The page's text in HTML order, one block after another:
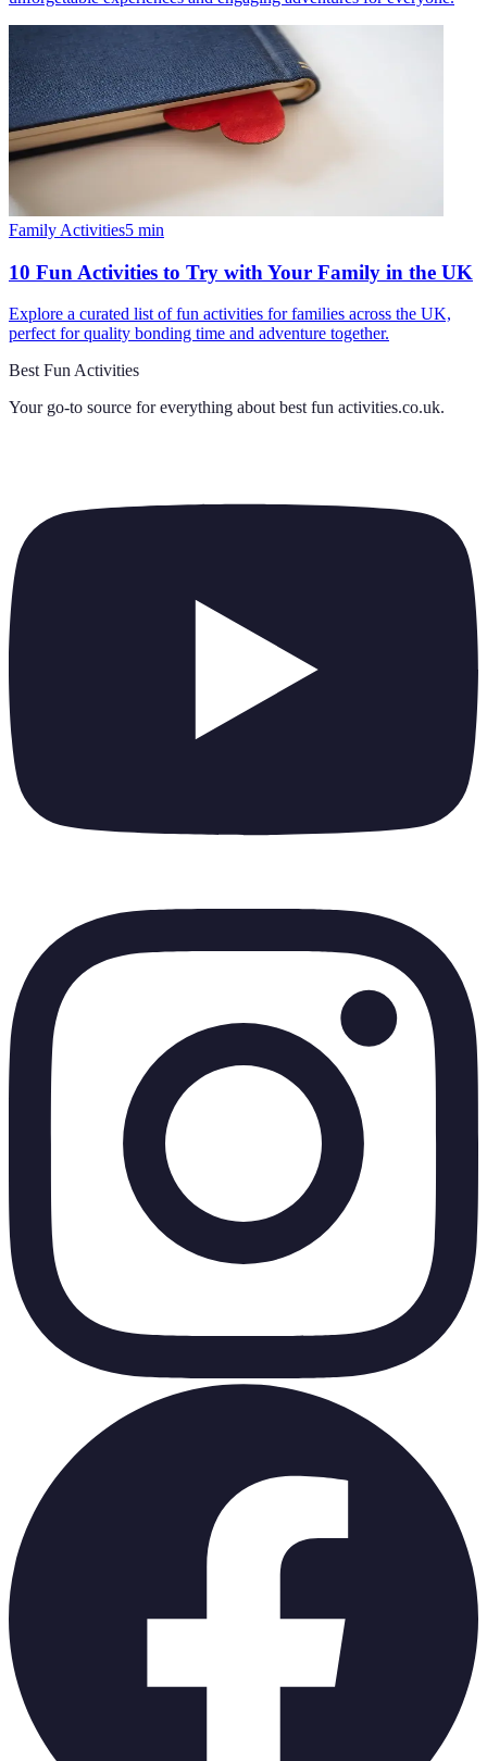
Family Activities5 min
10 Fun Activities to Try with Your Family in the UK
Explore a curated list of fun activities for families across the UK,
perfect for quality bonding time and adventure together.
Best Fun Activities
Your go-to source for everything about best fun activities.co.uk.